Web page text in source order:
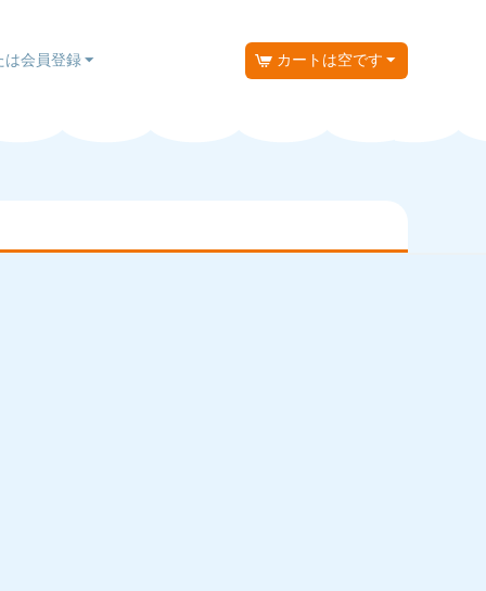
は会員登録 カートは空です